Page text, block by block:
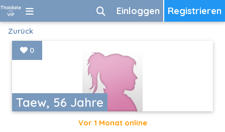
Registrieren
Einloggen
Zurück
Taew, 56 Jahre
0
Vor 1 Monat online